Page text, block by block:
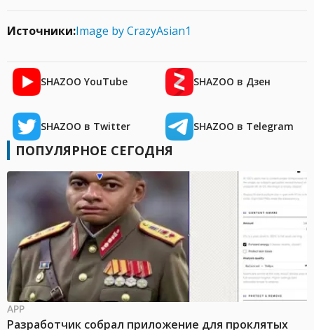
Источники:Image by CrazyAsian1
SHAZOO YouTube SHAZOO в Дзен
SHAZOO в Twitter SHAZOO в Telegram
ПОПУЛЯРНОЕ СЕГОДНЯ
APP
Разработчик собрал приложение для проклятых